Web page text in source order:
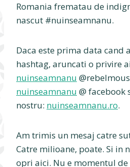
Romania frematau de
nascut #nuinseamnanu.
Daca este prima data cand
hashtag, aruncati o privire
nuinseamnanu
nuinseamnanu @ facebook
nostru: nuinseamnanu.ro.
Am trimis un mesaj catre
Catre milioane, poate. Si in
opri aici. Nu e momentul